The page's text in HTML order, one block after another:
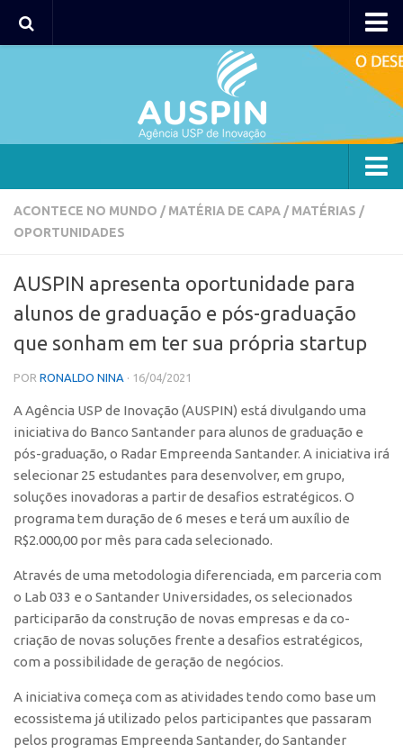
Agência
Institucional
Polo Capital
Polo Ribeirão Preto
Polo São Carlos
Programas
Bolsa Empreendedorismo
Bolsa Startup USP
PGI-USP
Conexão USP
Conexão Inter-USP
Leis e Normas
Portal do Inventor
Editais
Pesquisa na USP
ACONTECE NO MUNDO / MATÉRIA DE CAPA / MATÉRIAS /
OPORTUNIDADES
AUSPIN apresenta oportunidade para
alunos de graduação e pós-graduação
que sonham em ter sua própria startup
POR RONALDO NINA · 16/04/2021
A Agência USP de Inovação (AUSPIN) está divulgando uma
iniciativa do Banco Santander para alunos de graduação e
pós-graduação, o Radar Empreenda Santander. A iniciativa irá
selecionar 25 estudantes para desenvolver, em grupo,
soluções inovadoras a partir de desafios estratégicos. O
programa tem duração de 6 meses e terá um auxílio de
R$2.000,00 por mês para cada selecionado.
Através de uma metodologia diferenciada, em parceria com
o Lab 033 e o Santander Universidades, os selecionados
participarão da construção de novas empresas e da co-
criação de novas soluções frente a desafios estratégicos,
com a possibilidade de geração de negócios.
A iniciativa começa com as atividades tendo como base um
ecossistema já utilizado pelos participantes que passaram
pelos programas Empreenda Santander, do Santander